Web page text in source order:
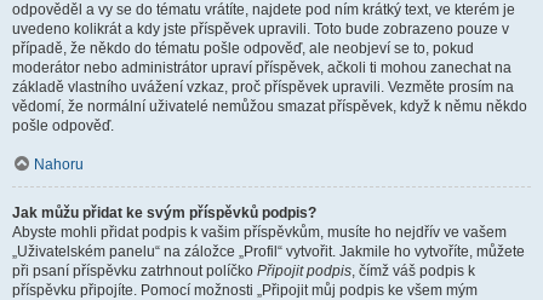
odpověděl a vy se do tématu vrátíte, najdete pod ním krátký text, ve kterém je
uvedeno kolikrát a kdy jste příspěvek upravili. Toto bude zobrazeno pouze v
případě, že někdo do tématu pošle odpověď, ale neobjeví se to, pokud
moderátor nebo administrátor upraví příspěvek, ačkoli ti mohou zanechat na
základě vlastního uvážení vzkaz, proč příspěvek upravili. Vezměte prosím na
vědomí, že normální uživatelé nemůžou smazat příspěvek, když k němu někdo
pošle odpověď.
Nahoru
Jak můžu přidat ke svým příspěvků podpis?
Abyste mohli přidat podpis k vašim příspěvkům, musíte ho nejdřív ve vašem
„Uživatelském panelu“ na záložce „Profil“ vytvořit. Jakmile ho vytvoříte, můžete
při psaní příspěvku zatrhnout políčko Připojit podpis, čímž váš podpis k
příspěvku připojíte. Pomocí možnosti „Připojit můj podpis ke všem mým